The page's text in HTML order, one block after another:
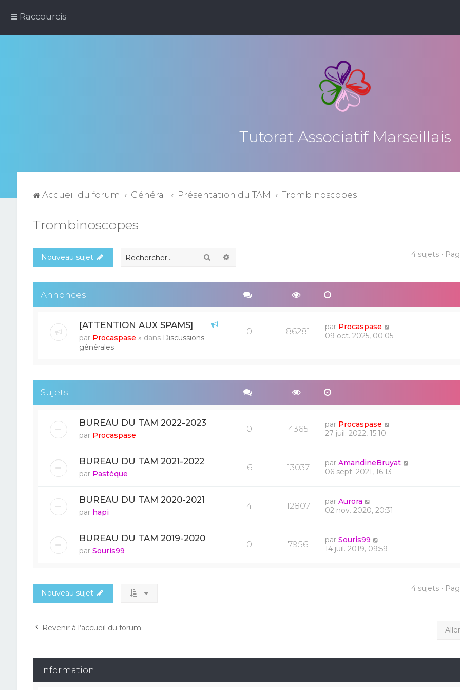
Raccourcis
Tutorat Associatif Marseillais
Accueil du forum Général Présentation du TAM Trombinoscopes
Trombinoscopes
Nouveau sujet Rechercher 4 sujets •
Annonces
[ATTENTION AUX SPAMS]
par Procaspase » dans Discussions
générales
0 86281 par Procaspase
09 oct. 2025, 00:05
Sujets
BUREAU DU TAM 2022-2023
par Procaspase
0 4365 par Procaspase
27 juil. 2022, 15:10
BUREAU DU TAM 2021-2022
par Pastèque
6 13037 parAmandineBruyat
06 sept. 2021, 16:13
BUREAU DU TAM 2020-2021
par hapi
4 12807 parAurora
02 nov. 2020, 20:31
BUREAU DU TAM 2019-2020
par Souris99
0 7956 parSouris99
14 juil. 2019, 09:59
Nouveau sujet 4 sujets •
Revenir à l’accueil du forum Aller
Information